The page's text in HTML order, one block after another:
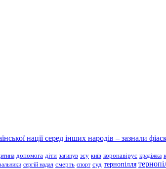
нації серед інших народів – зазнали
допомога діти загинув зсу київ коронавірус крадіжка
сергій надал смерть спорт суд тернопілля